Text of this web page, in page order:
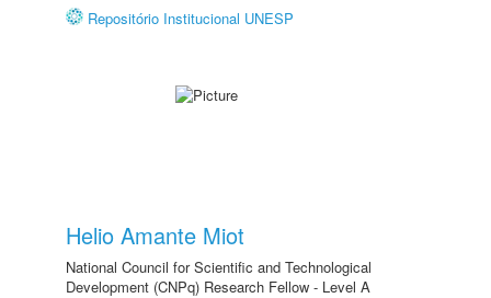
Repositório Institucional UNESP
Helio Amante Miot
National Council for Scientific and Technological
Development (CNPq) Research Fellow - Level A